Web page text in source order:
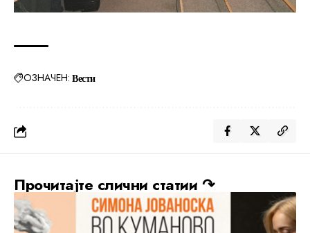
ОЗНАЧЕН: Вести
Прочитајте слични статии ↷